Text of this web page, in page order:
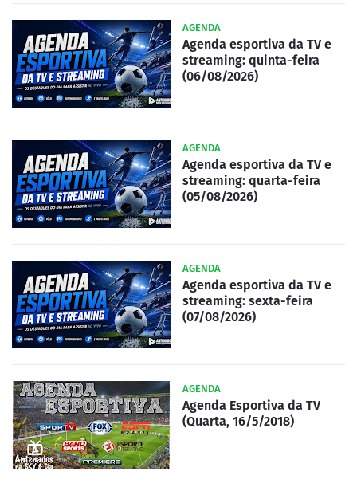
AGENDA
Agenda esportiva da TV e
streaming: quinta-feira
(06/08/2026)
AGENDA
Agenda esportiva da TV e
streaming: quarta-feira
(05/08/2026)
AGENDA
Agenda esportiva da TV e
streaming: sexta-feira
(07/08/2026)
AGENDA
Agenda Esportiva da TV
(Quarta, 16/5/2018)